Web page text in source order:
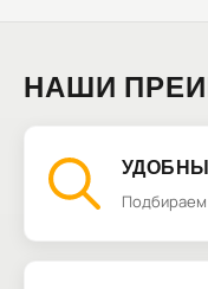
НАШИ
Подбираем